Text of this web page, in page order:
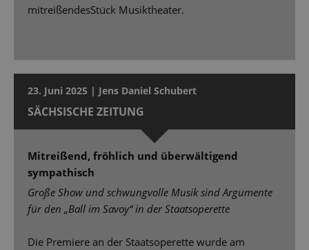
mitreißendesStück Musiktheater.
23. Juni 2025 | Jens Daniel Schubert
SÄCHSISCHE ZEITUNG
Mitreißend, fröhlich und überwältigend
sympathisch
Große Show und schwungvolle Musik sind Argumente
für den „Ball im Savoy“ in der Staatsoperette
Die Premiere an der Staatsoperette wurde am